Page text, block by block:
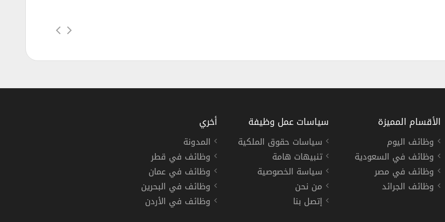
وظائف مطارات الرياض مشرف مواقف السيارات بالرياض
الرياض
البيع والتجزئة
الأقسام المميزة
وظائف اليوم
وظائف في السعودية
وظائف في مصر
وظائف الجرائد
سياسات عمل وظيفة
سياسات حقوق الملكية
تنبيهات هامة
سياسة الخصوصية
من نحن
إتصل بنا
أخري
المدونة
وظائف في قطر
وظائف في عمان
وظائف في البحرين
وظائف في الأردن